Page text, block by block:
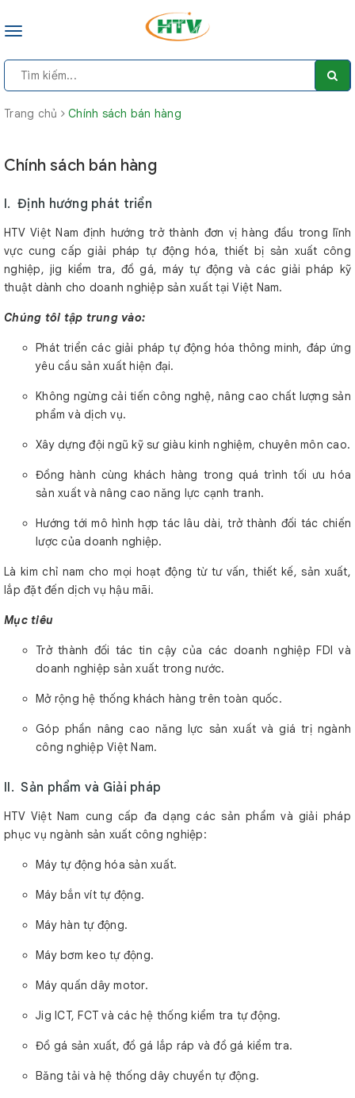
Toggle
Trang chủ Chính sách bán hàng
Chính sách bán hàng
I. Định hướng phát triển
HTV Việt Nam định hướng trở thành đơn vị hàng đầu trong lĩnh
vực cung cấp giải pháp tự động hóa, thiết bị sản xuất công
nghiệp, jig kiểm tra, đồ gá, máy tự động và các giải pháp kỹ
thuật dành cho doanh nghiệp sản xuất tại Việt Nam.
Chúng tôi tập trung vào:
Phát triển các giải pháp tự động hóa thông minh, đáp ứng
yêu cầu sản xuất hiện đại.
Không ngừng cải tiến công nghệ, nâng cao chất lượng sản
phẩm và dịch vụ.
Xây dựng đội ngũ kỹ sư giàu kinh nghiệm, chuyên môn cao.
Đồng hành cùng khách hàng trong quá trình tối ưu hóa
sản xuất và nâng cao năng lực cạnh tranh.
Hướng tới mô hình hợp tác lâu dài, trở thành đối tác chiến
lược của doanh nghiệp.
Là kim chỉ nam cho mọi hoạt động từ tư vấn, thiết kế, sản xuất,
lắp đặt đến dịch vụ hậu mãi.
Mục tiêu
Trở thành đối tác tin cậy của các doanh nghiệp FDI và
doanh nghiệp sản xuất trong nước.
Mở rộng hệ thống khách hàng trên toàn quốc.
Góp phần nâng cao năng lực sản xuất và giá trị ngành
công nghiệp Việt Nam.
II. Sản phẩm và Giải pháp
HTV Việt Nam cung cấp đa dạng các sản phẩm và giải pháp
phục vụ ngành sản xuất công nghiệp:
Máy tự động hóa sản xuất.
Máy bắn vít tự động.
Máy hàn tự động.
Máy bơm keo tự động.
Máy quấn dây motor.
Jig ICT, FCT và các hệ thống kiểm tra tự động.
Đồ gá sản xuất, đồ gá lắp ráp và đồ gá kiểm tra.
Băng tải và hệ thống dây chuyền tự động.